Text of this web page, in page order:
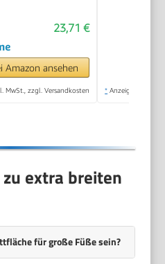
Wasser,
23,71 €
Amazon ansehen
MwSt., zzgl. Versandkosten * Anzeige
extra breiten
für große Füße sein?